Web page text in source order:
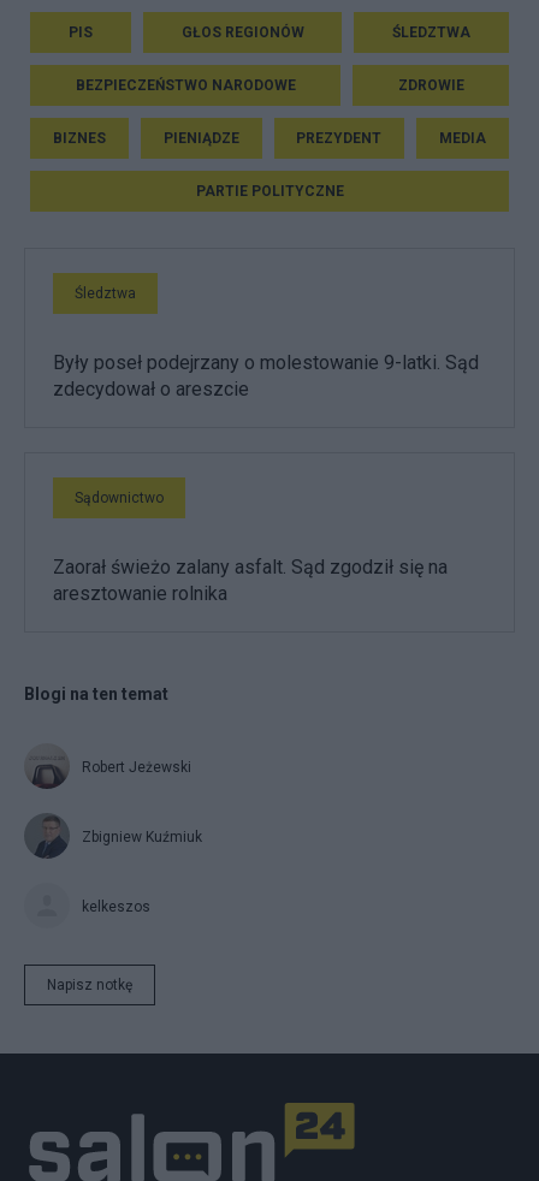
PIS GŁOS REGIONÓW ŚLEDZTWA
BEZPIECZEŃSTWO NARODOWE ZDROWIE
BIZNES PIENIĄDZE PREZYDENT MEDIA
PARTIE POLITYCZNE
Śledztwa
Były poseł podejrzany o molestowanie 9-latki. Sąd
zdecydował o areszcie
Sądownictwo
Zaorał świeżo zalany asfalt. Sąd zgodził się na
aresztowanie rolnika
Blogi na ten temat
Robert Jeżewski
Zbigniew Kuźmiuk
kelkeszos
Napisz notkę